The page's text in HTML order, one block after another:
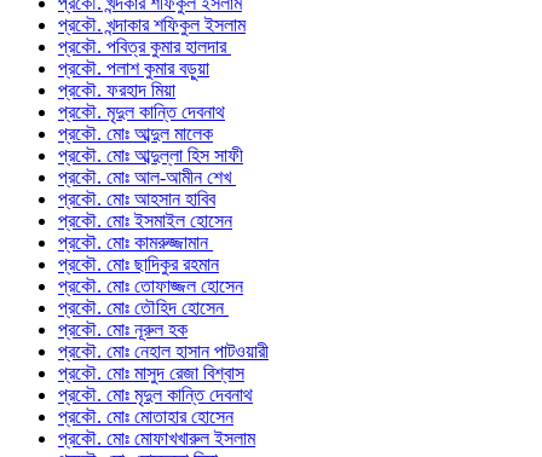
প্রকৌ. খন্দাকার শফিকুল ইসলাম
প্রকৌ. পবিত্র কুমার হালদার
প্রকৌ. পলাশ কুমার বড়ুয়া
প্রকৌ. ফরহাদ মিয়া
প্রকৌ. মৃদুল কান্তি দেবনাথ
প্রকৌ. মোঃ আব্দুল মালেক
প্রকৌ. মোঃ আব্দুল্লা হিস সাফী
প্রকৌ. মোঃ আল-আমীন শেখ
প্রকৌ. মোঃ আহসান হাবিব
প্রকৌ. মোঃ ইসমাইল হোসেন
প্রকৌ. মোঃ কামরুজ্জামান
প্রকৌ. মোঃ ছাদিকুর রহমান
প্রকৌ. মোঃ তোফাজ্জল হোসেন
প্রকৌ. মোঃ তৌহিদ হোসেন
প্রকৌ. মোঃ নূরুল হক
প্রকৌ. মোঃ নেহাল হাসান পাটওয়ারী
প্রকৌ. মোঃ মাসুদ রেজা বিশ্বাস
প্রকৌ. মোঃ মৃদুল কান্তি দেবনাথ
প্রকৌ. মোঃ মোতাহার হোসেন
প্রকৌ. মোঃ মোফাখখারুল ইসলাম